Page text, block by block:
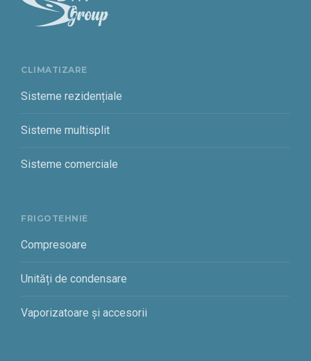
CLIMATIZARE
Sisteme rezidențiale
Sisteme multisplit
Sisteme comerciale
FRIGOTEHNIE
Compresoare
Unități de condensare
Vaporizatoare și accesorii